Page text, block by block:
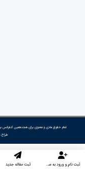
تمام حقوق مادی و معنوی برای هجدهمین كنفرانس
ثبت نام و ورود به سایت ثبت مقاله جدید